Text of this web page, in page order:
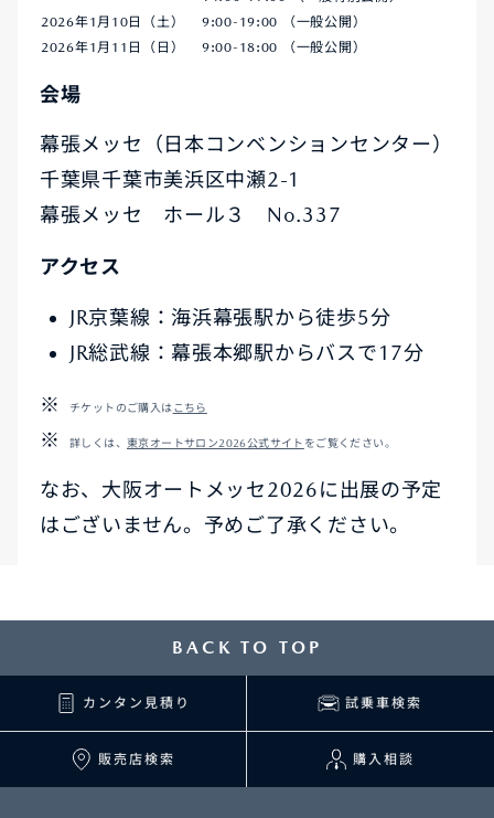
2026年1月10日（土）
9:00-19:00 （一般公開）
2026年1月11日（日）
9:00-18:00 （一般公開）
会場
幕張メッセ（日本コンベンションセンター）
千葉県千葉市美浜区中瀬2-1
幕張メッセ ホール３ No.337
アクセス
JR京葉線：海浜幕張駅から徒歩5分
JR総武線：幕張本郷駅からバスで17分
チケットのご購入は こちら
詳しくは、 東京オートサロン2026公式サイト をご覧ください。
なお、大阪オートメッセ2026に出展の予定
はございません。予めご了承ください。
BACK TO TOP
カンタン見積り 試乗車検索
販売店検索 購入相談